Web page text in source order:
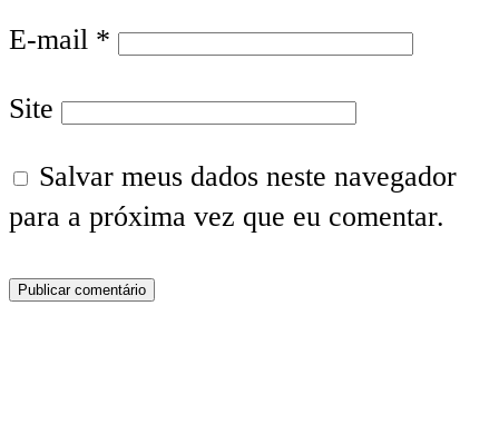
E-mail *
Site
Salvar meus dados neste navegador
para a próxima vez que eu comentar.